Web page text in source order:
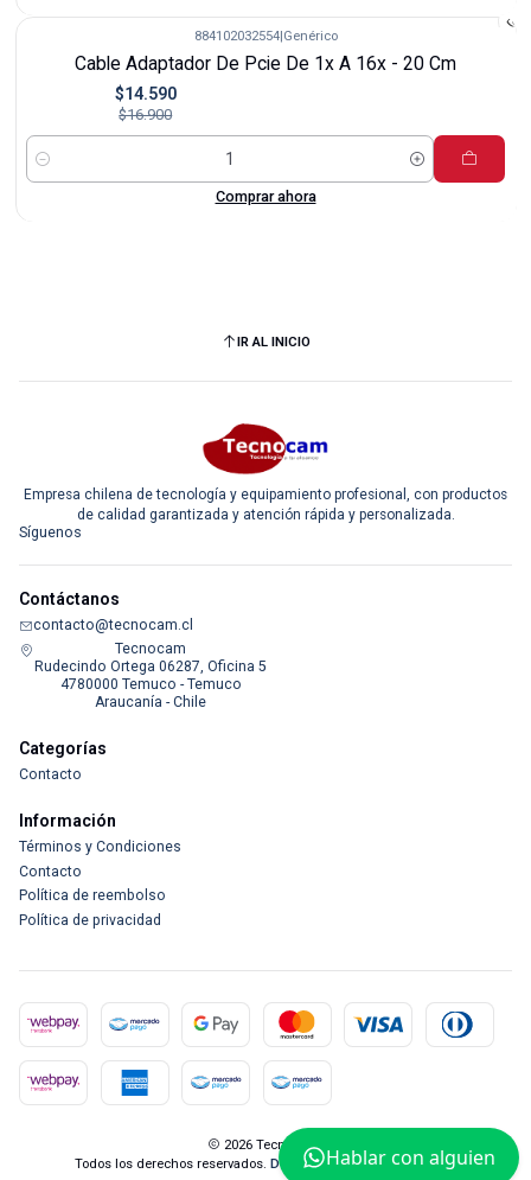
884102032554|Genérico
Cable Adaptador De Pcie De 1x A 16x - 20 Cm
$14.590
$16.900
Cantidad
Comprar ahora
IR AL INICIO
Empresa chilena de tecnología y equipamiento profesional, con productos
de calidad garantizada y atención rápida y personalizada.
Síguenos
Contáctanos
contacto@tecnocam.cl
Tecnocam
Rudecindo Ortega 06287, Oficina 5
4780000 Temuco - Temuco
Araucanía - Chile
Categorías
Contacto
Información
Términos y Condiciones
Contacto
Política de reembolso
Política de privacidad
2026 Tecnocam.
Todos los derechos reservados. Desarrollado por Jumpseller.
Hablar con alguien